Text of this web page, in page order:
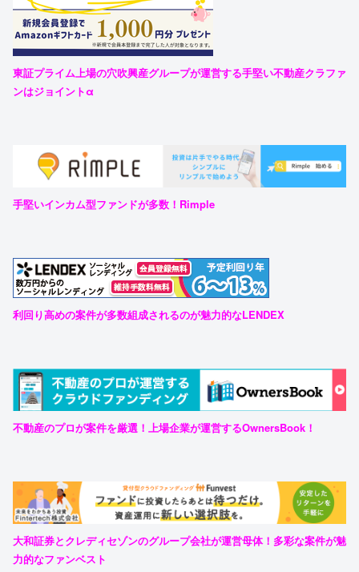
東証プライム上場の穴吹興産グループが運営する手堅い不動産クラファ
ンはジョイントα
手堅いインカム型ファンドが多数！Rimple
利回り高めの案件が多数組成されるのが魅力的なLENDEX
不動産のプロが案件を厳選！上場企業が運営するOwnersBook！
大和証券とクレディセゾンのグループ会社が運営母体！多彩な案件が魅
力的なファンベスト